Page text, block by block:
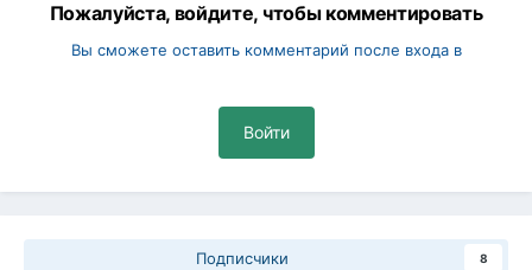
Пожалуйста, войдите, чтобы комментировать
Вы сможете оставить комментарий после входа в
Войти
Подписчики 8